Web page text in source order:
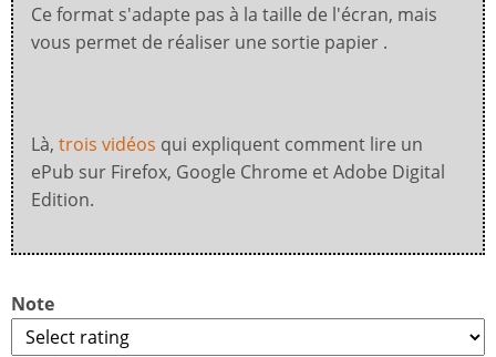
Ce format s'adapte pas à la taille de l'écran, mais
vous permet de réaliser une sortie papier .
Là, trois vidéos qui expliquent comment lire un
ePub sur Firefox, Google Chrome et Adobe Digital
Edition.
Note